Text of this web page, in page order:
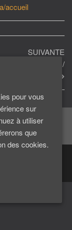
accueil
SUIVANTE
AUTO – TOYOTA /
pour vous
sur
à utiliser
que
des cookies.